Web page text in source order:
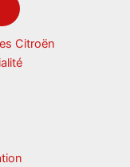
Citroën